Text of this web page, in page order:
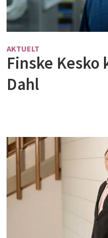
AKTUELT
Finske Kesko
Dahl